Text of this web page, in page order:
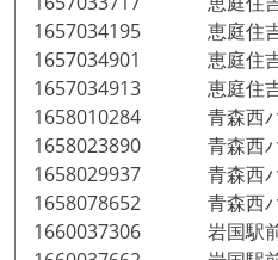
1657034195 恵庭住
1657034901 恵庭住
1657034913 恵庭住
1658010284 青森西バ
1658023890 青森西バ
1658029937 青森西バ
1658078652 青森西バ
1660037306 岩国駅